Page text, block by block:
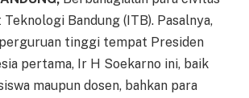
Bandung (ITB). Pasalnya,
tinggi tempat Presiden
pertama, Ir H Soekarno ini, baik
maupun dosen, bahkan para